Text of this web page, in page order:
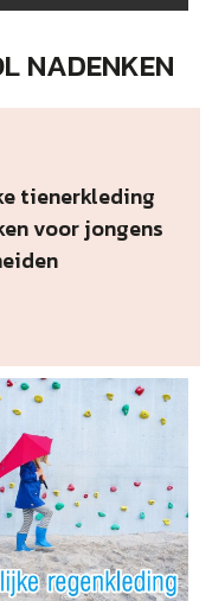
NADENKEN
tienerkleding
voor jongens